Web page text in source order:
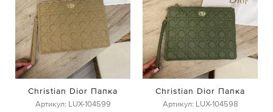
Christian Dior Папка
Артикул: LUX-104599
Christian Dior Папка
Артикул: LUX-104598